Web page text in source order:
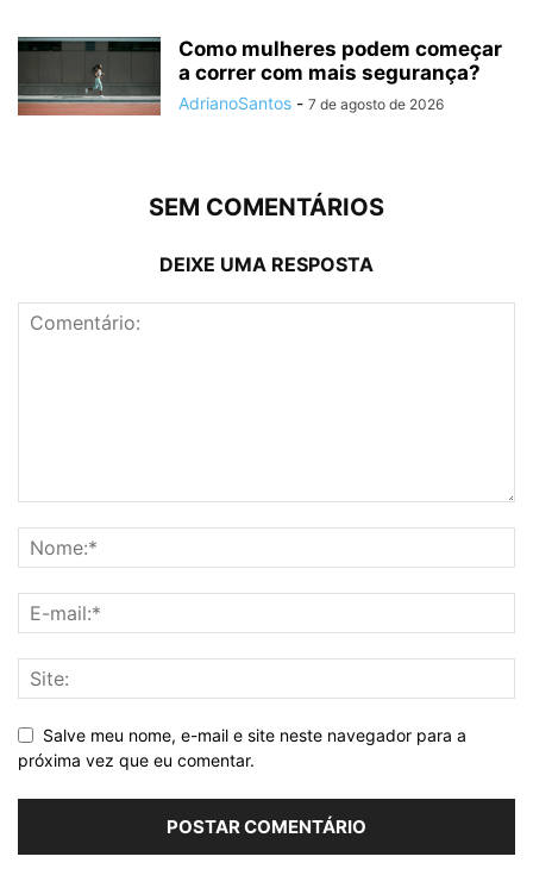
Como mulheres podem começar
a correr com mais segurança?
AdrianoSantos - 7 de agosto de 2026
SEM COMENTÁRIOS
DEIXE UMA RESPOSTA
Salve meu nome, e-mail e site neste navegador para a
próxima vez que eu comentar.